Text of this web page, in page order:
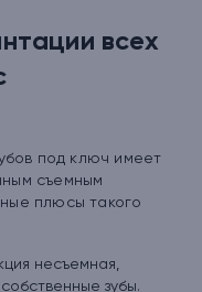
всех
под ключ имеет
съемным
плюсы такого
несъемная,
зубы.